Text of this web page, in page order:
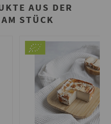
AUS DER
STÜCK